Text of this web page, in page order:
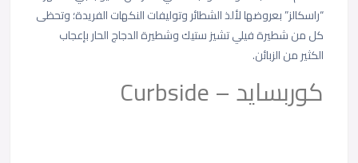
“راسكالز” بعروضها لألذ الشطائر وتوليفات النكهات الفريدة؛ وتحظى
كل من شطيرة فيلي تشيز ستيك وشطيرة الدجاج الحار بإعجاب
الكثير من الزبائن.
كوربسايد – Curbside